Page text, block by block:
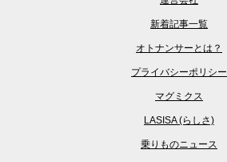
新着記事一覧
オトナンサーとは？
プライバシーポリシー
マグミクス
LASISA (らしさ)
乗りものニュース